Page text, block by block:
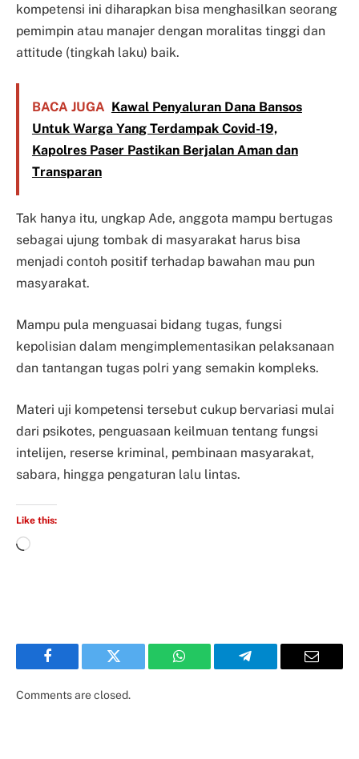
kompetensi ini diharapkan bisa menghasilkan seorang
pemimpin atau manajer dengan moralitas tinggi dan
attitude (tingkah laku) baik.
BACA JUGA Kawal Penyaluran Dana Bansos
Untuk Warga Yang Terdampak Covid-19,
Kapolres Paser Pastikan Berjalan Aman dan
Transparan
Tak hanya itu, ungkap Ade, anggota mampu bertugas
sebagai ujung tombak di masyarakat harus bisa
menjadi contoh positif terhadap bawahan mau pun
masyarakat.
Mampu pula menguasai bidang tugas, fungsi
kepolisian dalam mengimplementasikan pelaksanaan
dan tantangan tugas polri yang semakin kompleks.
Materi uji kompetensi tersebut cukup bervariasi mulai
dari psikotes, penguasaan keilmuan tentang fungsi
intelijen, reserse kriminal, pembinaan masyarakat,
sabara, hingga pengaturan lalu lintas.
Like this:
Facebook Twitter WhatsApp Telegram Email
Comments are closed.